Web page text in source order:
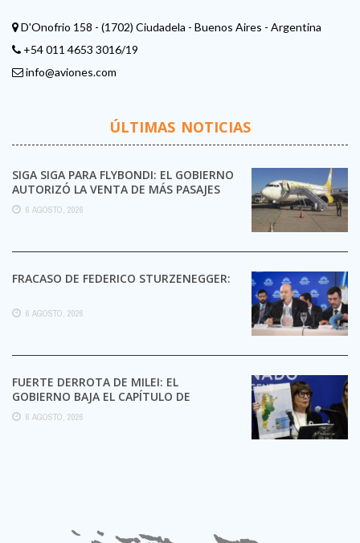
D'Onofrio 158 - (1702) Ciudadela - Buenos Aires - Argentina
+54 011 4653 3016/19
info@aviones.com
ÚLTIMAS NOTICIAS
SIGA SIGA PARA FLYBONDI: EL GOBIERNO
AUTORIZÓ LA VENTA DE MÁS PASAJES
6 AGOSTO, 2026
FRACASO DE FEDERICO STURZENEGGER:
6 AGOSTO, 2026
FUERTE DERROTA DE MILEI: EL
GOBIERNO BAJA EL CAPÍTULO DE
EXTRANJERIZACIÓN DE TIERRAS
6 AGOSTO, 2026